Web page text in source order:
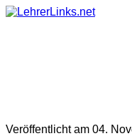
Skip
Veröffentlicht am 04.